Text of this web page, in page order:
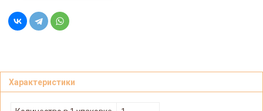
Характеристики